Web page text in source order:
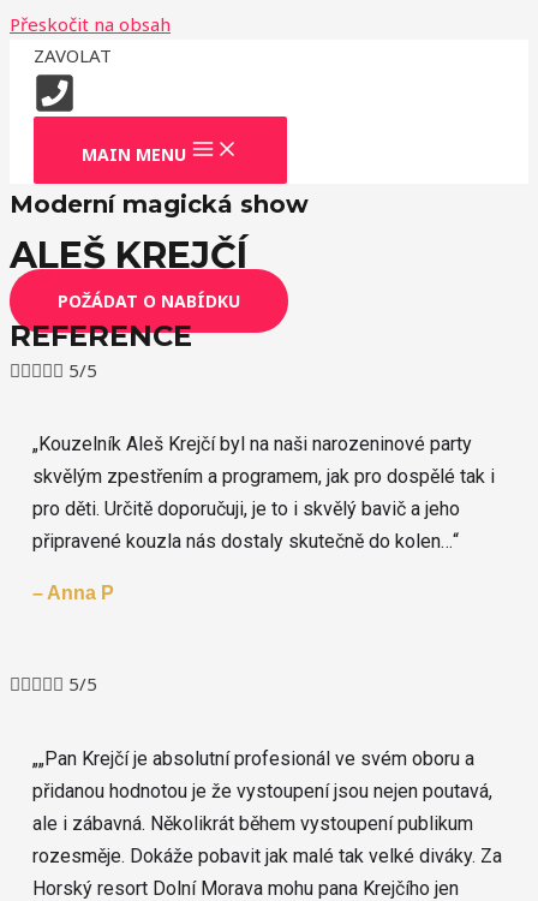
Přeskočit na obsah
ZAVOLAT
MAIN MENU
Moderní magická show
ALEŠ KREJČÍ
POŽÁDAT O NABÍDKU
REFERENCE
 5/5
„Kouzelník Aleš Krejčí byl na naši narozeninové party
skvělým zpestřením a programem, jak pro dospělé tak i
pro děti. Určitě doporučuji, je to i skvělý bavič a jeho
připravené kouzla nás dostaly skutečně do kolen…“
– Anna P
 5/5
„Pan Krejčí je absolutní profesionál ve svém oboru a
přidanou hodnotou je že vystoupení jsou nejen poutavá,
ale i zábavná. Několikrát během vystoupení publikum
rozesměje. Dokáže pobavit jak malé tak velké diváky. Za
Horský resort Dolní Morava mohu pana Krejčího jen